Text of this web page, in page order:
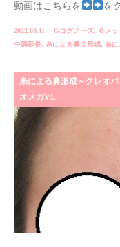
動画はこちらを
を
2022.03.11 Gコグノーズ, Ｇメッ
中隔延長, 糸による鼻尖形成, 糸
糸による鼻形成～クレオ
オメガVL